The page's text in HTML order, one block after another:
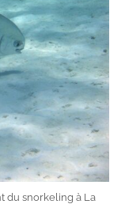
du snorkeling à La